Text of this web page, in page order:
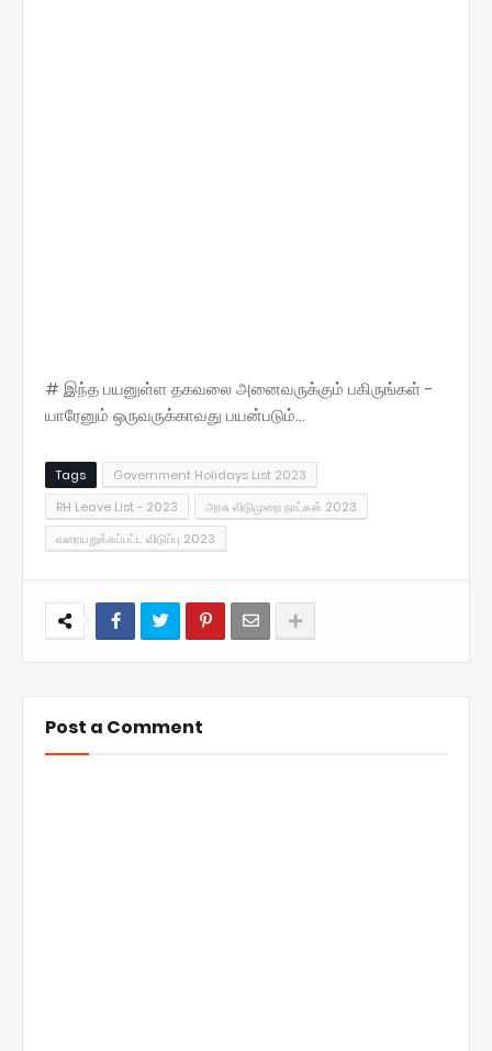
# இந்த பயனுள்ள தகவலை அனைவருக்கும் பகிருங்கள் -
யாரேனும் ஒருவருக்காவது பயன்படும்...
Tags
Government Holidays List 2023
RH Leave List - 2023
அரசு விடுமுறை நாட்கள் 2023
வரையறுக்கப்பட்ட விடுப்பு 2023
Post a Comment